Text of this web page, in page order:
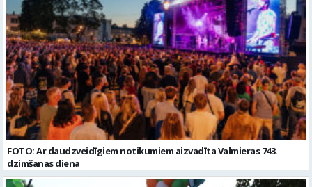
datums: 2026-08-17 Kontaktpersona: Davids Pavlovs
FOTO: Ar daudzveidīgiem notikumiem aizvadīta Valmieras 743.
dzimšanas diena